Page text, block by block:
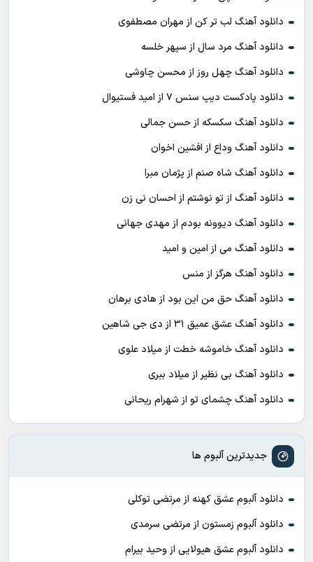
دانلود آهنگ لب تر کن از مهران مصطفوی
دانلود آهنگ مرد سال از سپهر خلسه
دانلود آهنگ چهل روز از محسن چاوشی
دانلود پادکست ديپ سنس ۷ از اميد فستيوال
دانلود آهنگ سکسکه از حسن جمالی
دانلود آهنگ وداع از افشين اخوان
دانلود آهنگ شاه صنم از پژمان مبرا
دانلود آهنگ از تو نوشتم از احسان نی زن
دانلود آهنگ دیوونه بودم از مهدی جهانی
دانلود آهنگ می از امین و امید
دانلود آهنگ هرگز از منس
دانلود آهنگ حق من این بود از هادی برهان
دانلود آهنگ عشق عمیق ۳۱ از دی جی شاهین
دانلود آهنگ خاموشه خطت از میلاد علوی
دانلود آهنگ بی نظیر از میلاد ببری
دانلود آهنگ چشمای تو از شهرام ریحانی
جدیدترین آلبوم ها
دانلود آلبوم عشق کهنه از مرتضی توکلی
دانلود آلبوم زمستون از مرتضی سرمدی
دانلود آلبوم عشق هیولایی از وحید بیرام